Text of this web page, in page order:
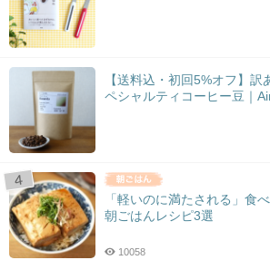
【送料込・初回5%オフ】
ペシャルティコーヒー豆｜
「軽いのに満たされる」食
朝ごはんレシピ3選
10058